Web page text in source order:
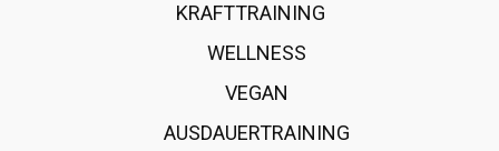
KRAFTTRAINING
WELLNESS
VEGAN
AUSDAUERTRAINING